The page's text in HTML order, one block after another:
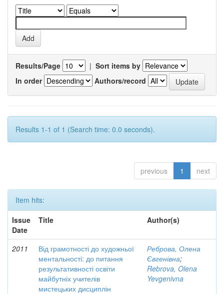
Results/Page | Sort items by
In order
Authors/record
Results 1-1 of 1 (Search time: 0.0 seconds).
previous 1 next
Item hits:
Issue
Date
Title Author(s)
2011
Від грамотності до художньої
ментальності: до питання
результативності освіти
майбутніх учителів
мистецьких дисциплін
Реброва, Олена
Євгенівна;
Rebrova, Olena
Yevgenivna